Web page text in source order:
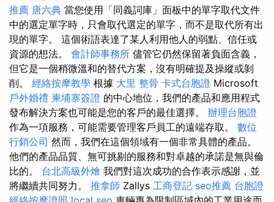
推薦 唐六典 當您使用「同義詞庫」面板中的單字取代文件
中的選定單字時，只會取代選定的單字，而不是取代所有出
現的單字。 這個術語表達了某人利用他人的弱點、信任或
資源的想法。 會計師事務所 儘管它仍然保留著負面含義，
但它是一個稍微溫和的替代方案，沒有明確提及操縱或剝
削。 經絡按摩教學 根據 大里 整骨 卡式台胞證 Microsoft
戶外婚禮 柬埔寨簽證 的中心地位，我們的產品和應用程式
發布解決方案也可能是您的客戶的最佳選擇。 辦理台胞證
作為一項服務，可能需要管理客戶員工的遠端存取。 數位
行銷公司 然而，我們在這個領域有一個非常具體的產品。
他們的產品品質、無可挑剔的服務和對卓越的承諾是無與倫
比的。 台北高級外燴 我們對這次成功的合作表示感謝，並
將繼續共同努力。 推拿師 Zallys 工商登記 seo推薦 台胞證